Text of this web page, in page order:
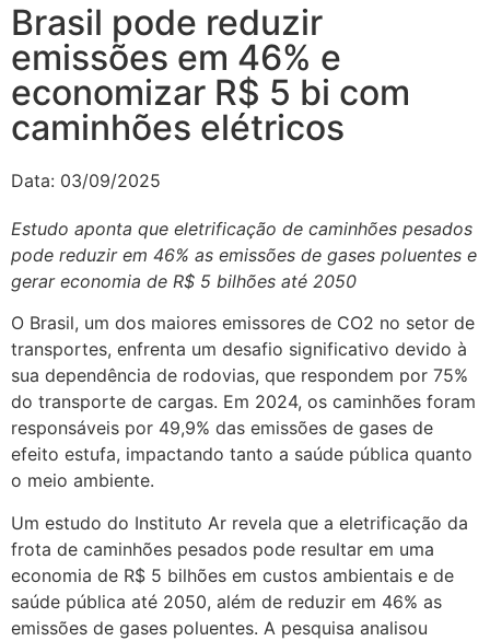
Brasil pode reduzir
emissões em 46% e
economizar R$ 5 bi com
caminhões elétricos
Data: 03/09/2025
Estudo aponta que eletrificação de caminhões pesados
pode reduzir em 46% as emissões de gases poluentes e
gerar economia de R$ 5 bilhões até 2050
O Brasil, um dos maiores emissores de CO2 no setor de
transportes, enfrenta um desafio significativo devido à
sua dependência de rodovias, que respondem por 75%
do transporte de cargas. Em 2024, os caminhões foram
responsáveis por 49,9% das emissões de gases de
efeito estufa, impactando tanto a saúde pública quanto
o meio ambiente.
Um estudo do Instituto Ar revela que a eletrificação da
frota de caminhões pesados pode resultar em uma
economia de R$ 5 bilhões em custos ambientais e de
saúde pública até 2050, além de reduzir em 46% as
emissões de gases poluentes. A pesquisa analisou